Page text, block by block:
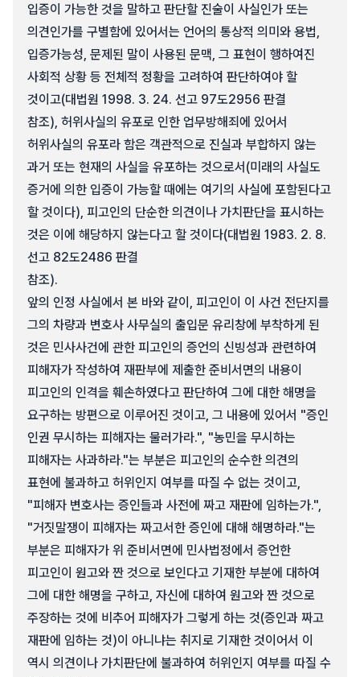
입증이 가능한 것을 말하고 판단할 진술이 사실인가 또는
의견인가를 구별함에 있어서는 언어의 통상적 의미와 용법,
입증가능성, 문제된 말이 사용된 문맥, 그 표현이 행하여진
사회적 상황 등 전체적 정황을 고려하여 판단하여야 할
것이고(대법원 1998. 3. 24. 선고 97도2956 판결
참조), 허위사실의 유포로 인한 업무방해죄에 있어서
허위사실의 유포라 함은 객관적으로 진실과 부합하지 않는
과거 또는 현재의 사실을 유포하는 것으로서(미래의 사실도
증거에 의한 입증이 가능할 때에는 여기의 사실에 포함된다고
할 것이다), 피고인의 단순한 의견이나 가치판단을 표시하는
것은 이에 해당하지 않는다고 할 것이다(대법원 1983. 2. 8.
선고 82도2486 판결
참조).
앞의 인정 사실에서 본 바와 같이, 피고인이 이 사건 전단지를
그의 차량과 변호사 사무실의 출입문 유리창에 부착하게 된
것은 민사사건에 관한 피고인의 증언의 신빙성과 관련하여
피해자가 작성하여 재판부에 제출한 준비서면의 내용이
피고인의 인격을 훼손하였다고 판단하여 그에 대한 해명을
요구하는 방편으로 이루어진 것이고, 그 내용에 있어서 "증인
인권 무시하는 피해자는 물러가라.", "농민을 무시하는
피해자는 사과하라."는 부분은 피고인의 순수한 의견의
표현에 불과하고 허위인지 여부를 따질 수 없는 것이고,
"피해자 변호사는 증인들과 사전에 짜고 재판에 임하는가.",
"거짓말쟁이 피해자는 짜고서한 증인에 대해 해명하라."는
부분은 피해자가 위 준비서면에 민사법정에서 증언한
피고인이 원고와 짠 것으로 보인다고 기재한 부분에 대하여
그에 대한 해명을 구하고, 자신에 대하여 원고와 짠 것으로
주장하는 것에 비추어 피해자가 그렇게 하는 것(증인과 짜고
재판에 임하는 것)이 아니냐는 취지로 기재한 것이어서 이
역시 의견이나 가치판단에 불과하여 허위인지 여부를 따질 수